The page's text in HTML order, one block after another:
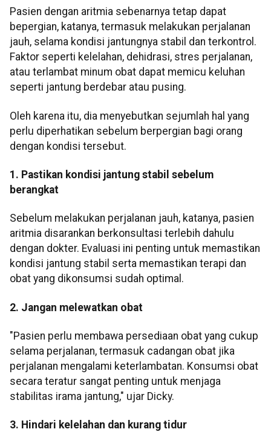
Pasien dengan aritmia sebenarnya tetap dapat
bepergian, katanya, termasuk melakukan perjalanan
jauh, selama kondisi jantungnya stabil dan terkontrol.
Faktor seperti kelelahan, dehidrasi, stres perjalanan,
atau terlambat minum obat dapat memicu keluhan
seperti jantung berdebar atau pusing.
Oleh karena itu, dia menyebutkan sejumlah hal yang
perlu diperhatikan sebelum berpergian bagi orang
dengan kondisi tersebut.
1. Pastikan kondisi jantung stabil sebelum
berangkat
Sebelum melakukan perjalanan jauh, katanya, pasien
aritmia disarankan berkonsultasi terlebih dahulu
dengan dokter. Evaluasi ini penting untuk memastikan
kondisi jantung stabil serta memastikan terapi dan
obat yang dikonsumsi sudah optimal.
2. Jangan melewatkan obat
"Pasien perlu membawa persediaan obat yang cukup
selama perjalanan, termasuk cadangan obat jika
perjalanan mengalami keterlambatan. Konsumsi obat
secara teratur sangat penting untuk menjaga
stabilitas irama jantung," ujar Dicky.
3. Hindari kelelahan dan kurang tidur